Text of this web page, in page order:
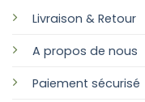
Livraison & Retour
A propos de nous
Paiement sécurisé